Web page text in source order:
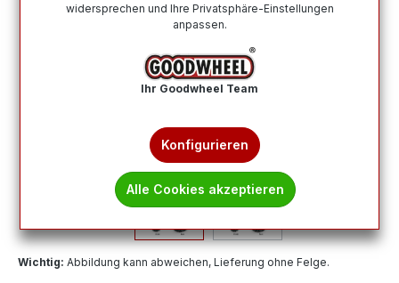
Wichtig: Abbildung kann abweichen, Lieferung ohne Felge.
widersprechen und Ihre Privatsphäre-Einstellungen
anpassen.
Ihr Goodwheel Team
Konfigurieren
Alle Cookies akzeptieren